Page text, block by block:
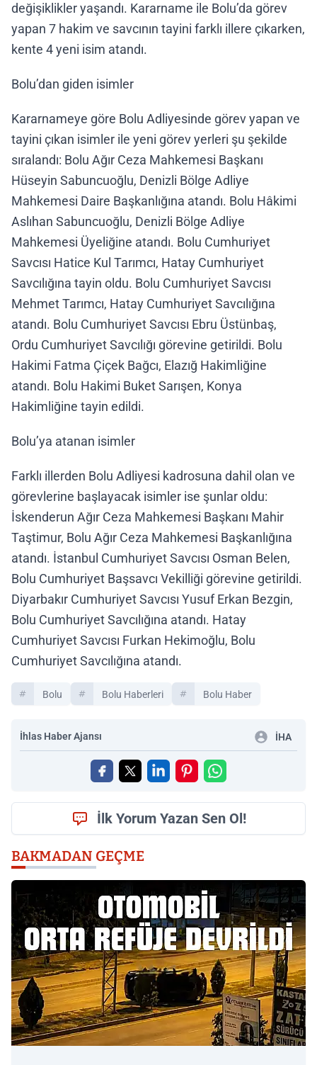
değişiklikler yaşandı. Kararname ile Bolu’da görev
yapan 7 hakim ve savcının tayini farklı illere çıkarken,
kente 4 yeni isim atandı.
Bolu’dan giden isimler
Kararnameye göre Bolu Adliyesinde görev yapan ve
tayini çıkan isimler ile yeni görev yerleri şu şekilde
sıralandı: Bolu Ağır Ceza Mahkemesi Başkanı
Hüseyin Sabuncuoğlu, Denizli Bölge Adliye
Mahkemesi Daire Başkanlığına atandı. Bolu Hâkimi
Aslıhan Sabuncuoğlu, Denizli Bölge Adliye
Mahkemesi Üyeliğine atandı. Bolu Cumhuriyet
Savcısı Hatice Kul Tarımcı, Hatay Cumhuriyet
Savcılığına tayin oldu. Bolu Cumhuriyet Savcısı
Mehmet Tarımcı, Hatay Cumhuriyet Savcılığına
atandı. Bolu Cumhuriyet Savcısı Ebru Üstünbaş,
Ordu Cumhuriyet Savcılığı görevine getirildi. Bolu
Hakimi Fatma Çiçek Bağcı, Elazığ Hakimliğine
atandı. Bolu Hakimi Buket Sarışen, Konya
Hakimliğine tayin edildi.
Bolu’ya atanan isimler
Farklı illerden Bolu Adliyesi kadrosuna dahil olan ve
görevlerine başlayacak isimler ise şunlar oldu:
İskenderun Ağır Ceza Mahkemesi Başkanı Mahir
Taştimur, Bolu Ağır Ceza Mahkemesi Başkanlığına
atandı. İstanbul Cumhuriyet Savcısı Osman Belen,
Bolu Cumhuriyet Başsavcı Vekilliği görevine getirildi.
Diyarbakır Cumhuriyet Savcısı Yusuf Erkan Bezgin,
Bolu Cumhuriyet Savcılığına atandı. Hatay
Cumhuriyet Savcısı Furkan Hekimoğlu, Bolu
Cumhuriyet Savcılığına atandı.
Bolu Bolu Haberleri Bolu Haber
İhlas Haber Ajansı İHA
İlk Yorum Yazan Sen Ol!
BAKMADAN GEÇME